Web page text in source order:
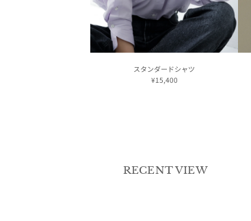
スタンダードシャツ
¥15,400
RECENT VIEW